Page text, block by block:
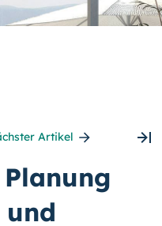
Artikel